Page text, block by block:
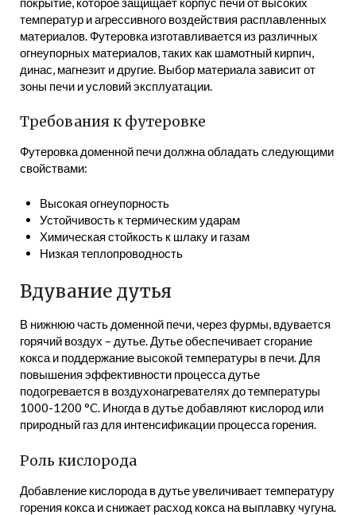
температур и агрессивного воздействия расплавленных
материалов. Футеровка изготавливается из различных
огнеупорных материалов, таких как шамотный кирпич,
динас, магнезит и другие. Выбор материала зависит от
зоны печи и условий эксплуатации.
Требования к футеровке
Футеровка доменной печи должна обладать следующими
свойствами:
Высокая огнеупорность
Устойчивость к термическим ударам
Химическая стойкость к шлаку и газам
Низкая теплопроводность
Вдувание дутья
В нижнюю часть доменной печи, через фурмы, вдувается
горячий воздух – дутье. Дутье обеспечивает сгорание
кокса и поддержание высокой температуры в печи. Для
повышения эффективности процесса дутье
подогревается в воздухонагревателях до температуры
1000-1200 °C. Иногда в дутье добавляют кислород или
природный газ для интенсификации процесса горения.
Роль кислорода
Добавление кислорода в дутье увеличивает температуру
горения кокса и снижает расход кокса на выплавку чугуна.